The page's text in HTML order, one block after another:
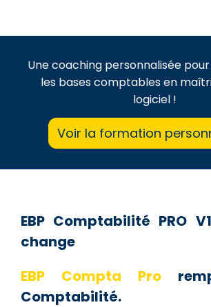
Une coaching personnalisée
les bases comptables en
logiciel !
Voir la formation
EBP Comptabilité PRO
change
EBP Compta Pro
Comptabilité.